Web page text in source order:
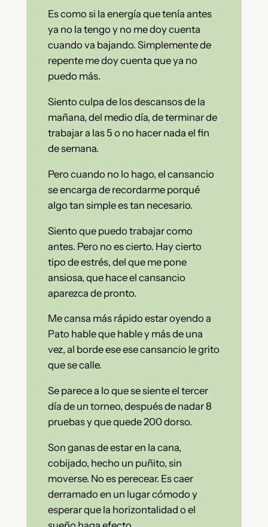
Es como si la energía que tenía antes
ya no la tengo y no me doy cuenta
cuando va bajando. Simplemente de
repente me doy cuenta que ya no
puedo más.
Siento culpa de los descansos de la
mañana, del medio día, de terminar de
trabajar a las 5 o no hacer nada el fin
de semana.
Pero cuando no lo hago, el cansancio
se encarga de recordarme porqué
algo tan simple es tan necesario.
Siento que puedo trabajar como
antes. Pero no es cierto. Hay cierto
tipo de estrés, del que me pone
ansiosa, que hace el cansancio
aparezca de pronto.
Me cansa más rápido estar oyendo a
Pato hable que hable y más de una
vez, al borde ese ese cansancio le grito
que se calle.
Se parece a lo que se siente el tercer
día de un torneo, después de nadar 8
pruebas y que quede 200 dorso.
Son ganas de estar en la cana,
cobijado, hecho un puñito, sin
moverse. No es perecear. Es caer
derramado en un lugar cómodo y
esperar que la horizontalidad o el